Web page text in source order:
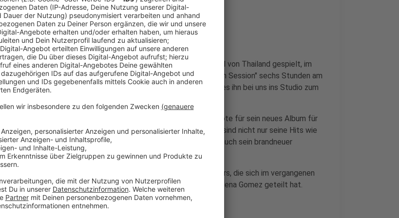
Vom Dschungel ins Studio
Anzeige
Frans Zimmer war schon (fast) überall. Er hat Shows im Dschungel von Thailand gespielt, im
Flugzeug hoch über den Wolken performt und bei einer "6 Stunden Session" sechs Stunden am
Stück aufgelegt, während Tausende dazu tanzten. Und jetzt hat es ihn bei uns ins Studio zum
Die neue Single des Berliner DJs "Walk Away" war der erste Vorbote für sein neues Album für
sein neues, drittes Studioalbum "Sticker on my Suitcase". Darauf sind nicht nur seine Hits wie
"Little Hollywood", "Only Thing We Know" oder "Fading", sondern auch sein brandneuer
Sommerhit "Different for us"
Die Vocals dazu liefert der Disney-US-Shootingstar Jordan Powers, die sich im vergangenen
Jahr als Backgroundsängerin bereits eine Bühne mit Superstar Selena Gomez geteilt hat.
Anzeige